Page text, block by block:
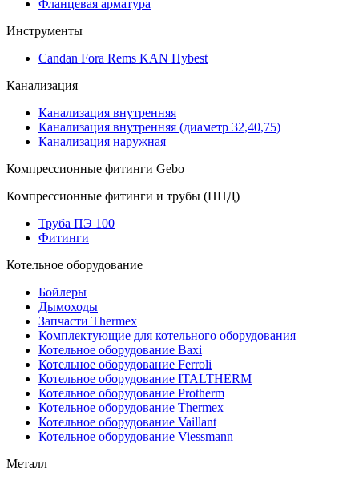
Фланцевая арматура
Инструменты
Candan Fora Rems KAN Hybest
Канализация
Канализация внутренняя
Канализация внутренняя (диаметр 32,40,75)
Канализация наружная
Компрессионные фитинги Gebo
Компрессионные фитинги и трубы (ПНД)
Труба ПЭ 100
Фитинги
Котельное оборудование
Бойлеры
Дымоходы
Запчасти Thermex
Комплектующие для котельного оборудования
Котельное оборудование Baxi
Котельное оборудование Ferroli
Котельное оборудование ITALTHERM
Котельное оборудование Protherm
Котельное оборудование Thermex
Котельное оборудование Vaillant
Котельное оборудование Viessmann
Металл